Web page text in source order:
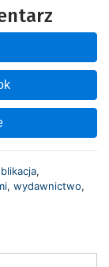
,
, wydawnictwo,